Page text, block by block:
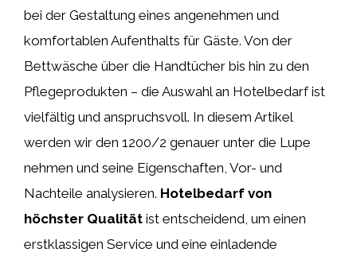
bei der Gestaltung eines angenehmen und
komfortablen Aufenthalts für Gäste. Von der
Bettwäsche über die Handtücher bis hin zu den
Pflegeprodukten – die Auswahl an Hotelbedarf ist
vielfältig und anspruchsvoll. In diesem Artikel
werden wir den 1200/2 genauer unter die Lupe
nehmen und seine Eigenschaften, Vor- und
Nachteile analysieren. Hotelbedarf von
höchster Qualität ist entscheidend, um einen
erstklassigen Service und eine einladende